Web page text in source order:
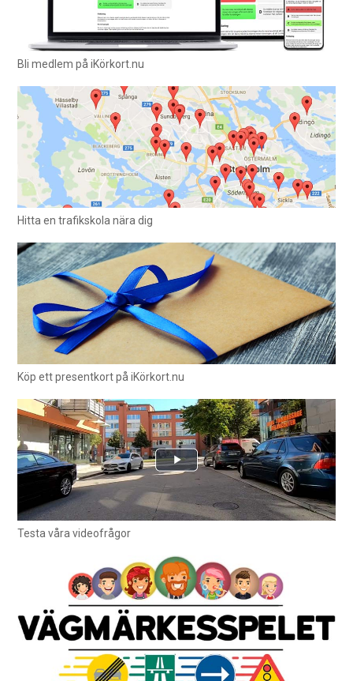
Bli medlem på iKörkort.nu
Hitta en trafikskola nära dig
Köp ett presentkort på iKörkort.nu
Testa våra videofrågor